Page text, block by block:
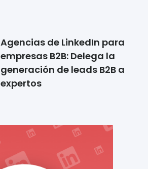
Agencias de LinkedIn para
empresas B2B: Delega la
generación de leads B2B a
expertos